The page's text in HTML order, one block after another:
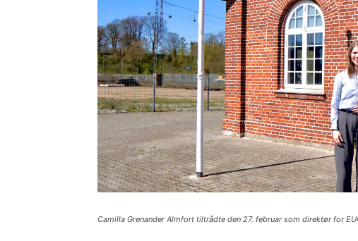
Camilla Grenander Almfort tiltrådte den 27. februar som direktør for